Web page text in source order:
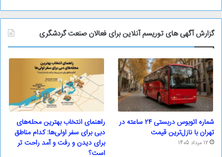
گزارش آگهی های توریسم آنلاین برای فعالان صنعت گردشگری
شماره اتوبوس دربستی ۲۴ ساعته در
تهران با نازل‌ترین قیمت
12 مرداد 1405
راهنمای انتخاب بهترین محله‌های
دبی برای سفر اولی‌ها: کدام مناطق
برای دیدن و رفت و آمد راحت تر
است؟